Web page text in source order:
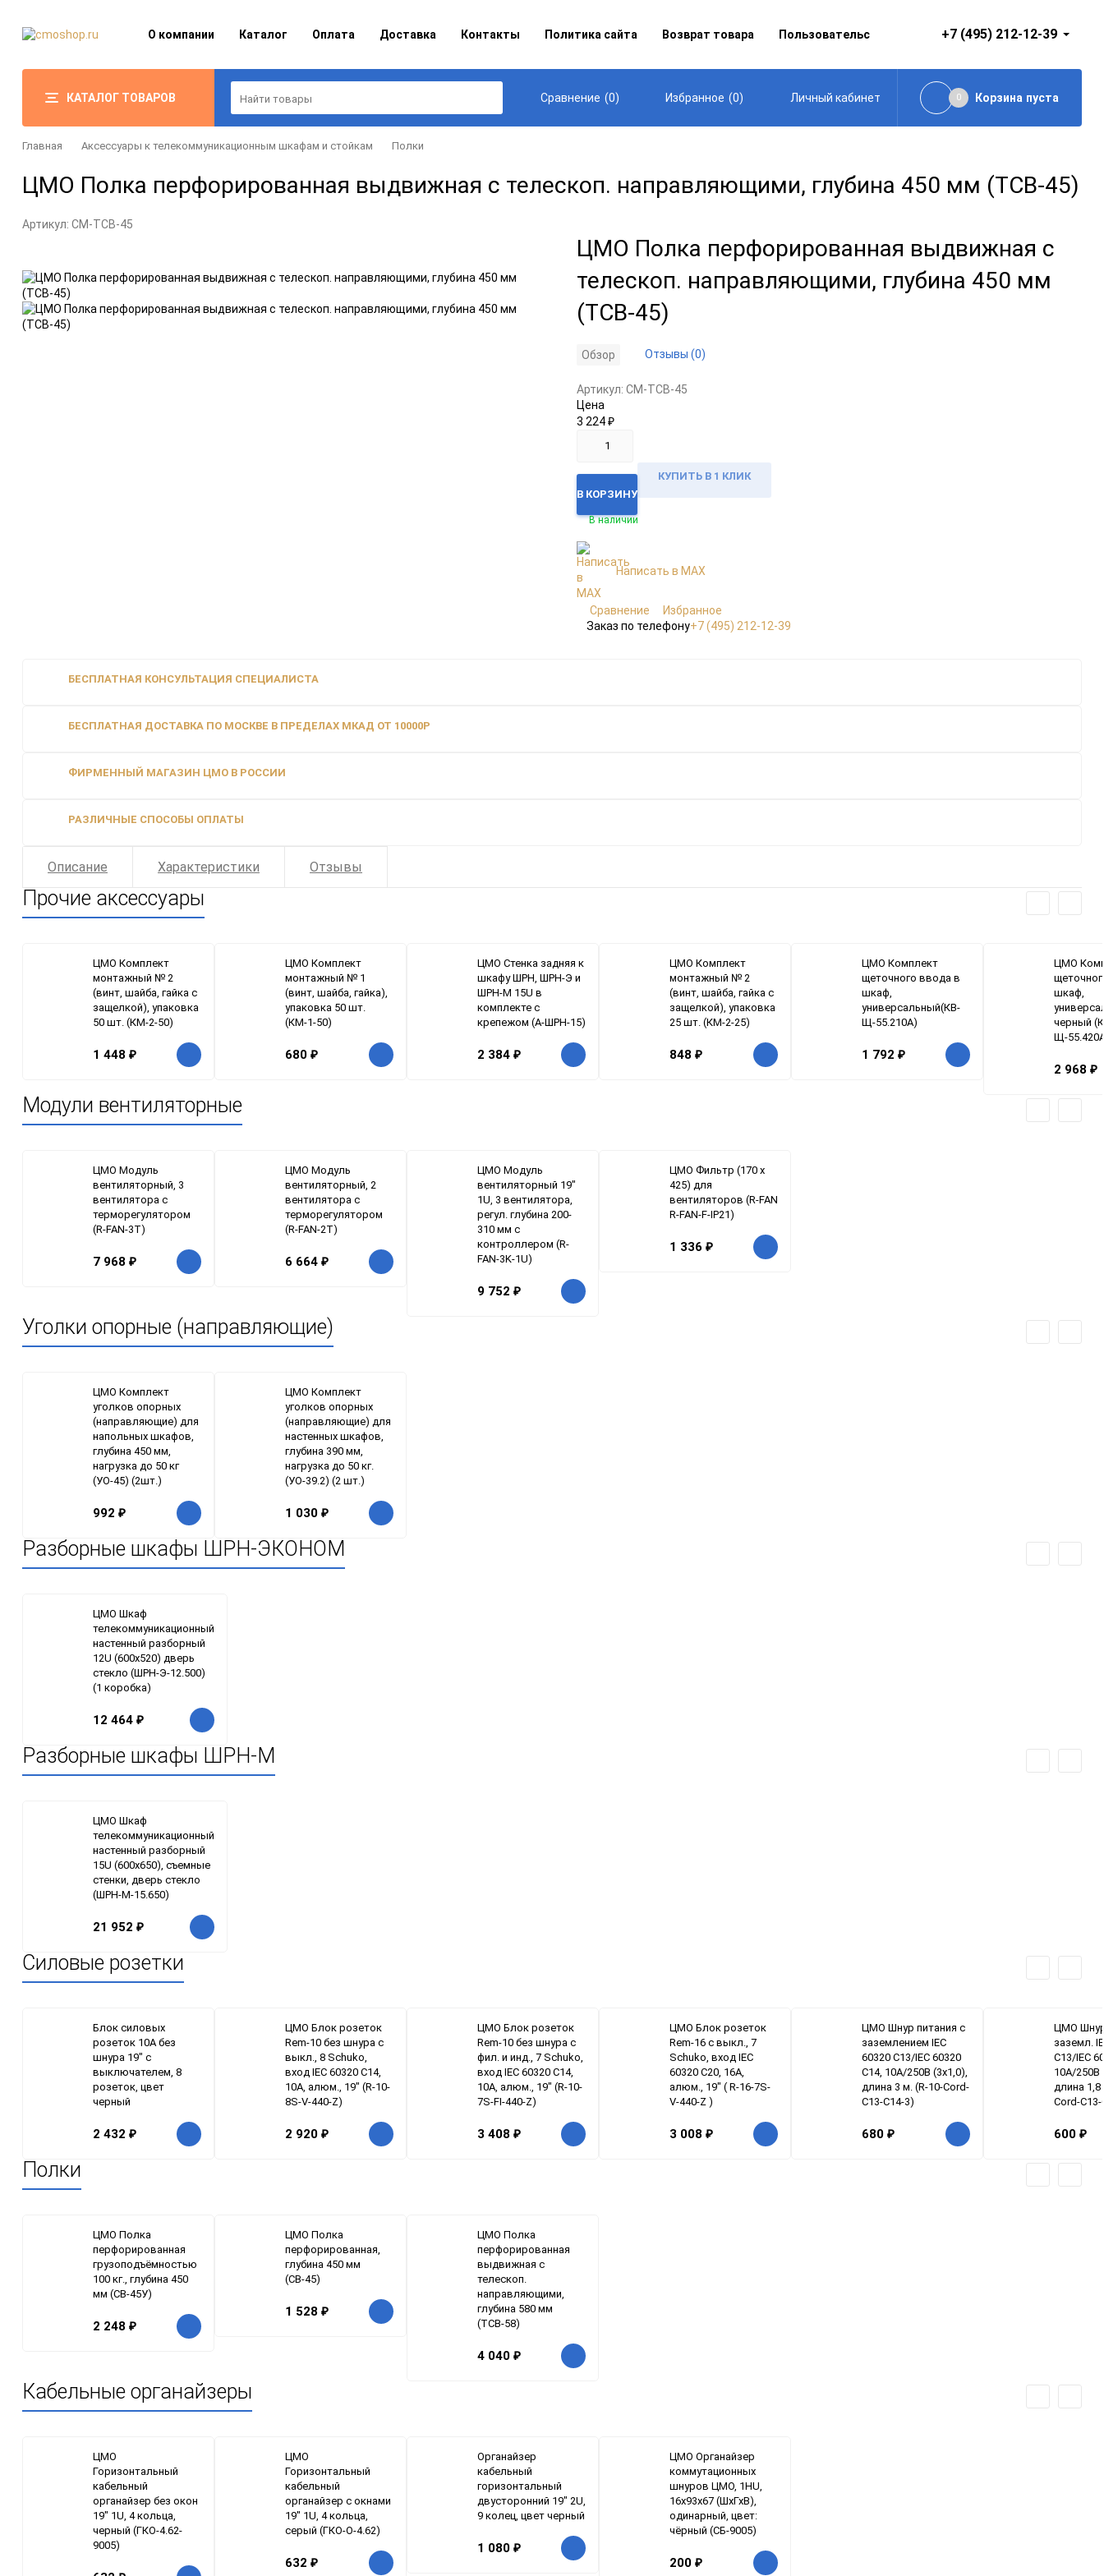
О компании Каталог Оплата Доставка Контакты Политика сайта Возврат товара Пользовательское соглашение+7 (495) 212-12-39
КАТАЛОГ ТОВАРОВ Сравнение (0) Избранное (0) Личный кабинет 0 Корзина пуста
Главная Аксессуары к телекоммуникационным шкафам и стойкам Полки
ЦМО Полка перфорированная выдвижная с телескоп. направляющими, глубина 450 мм (ТСВ-45)
Артикул: CM-ТСВ-45
ЦМО Полка перфорированная выдвижная с
телескоп. направляющими, глубина 450 мм
(ТСВ-45)
Обзор Отзывы (0)
Артикул: CM-ТСВ-45
Цена
3 224₽
В КОРЗИНУ
КУПИТЬ В 1 КЛИК
В наличии
Написать в MAX
Сравнение
Избранное
Заказ по телефону+7 (495) 212-12-39
БЕСПЛАТНАЯ КОНСУЛЬТАЦИЯ СПЕЦИАЛИСТА
БЕСПЛАТНАЯ ДОСТАВКА ПО МОСКВЕ В ПРЕДЕЛАХ МКАД ОТ 10000Р
ФИРМЕННЫЙ МАГАЗИН ЦМО В РОССИИ
РАЗЛИЧНЫЕ СПОСОБЫ ОПЛАТЫ
Описание Характеристики Отзывы
Прочие аксессуары
ЦМО Комплект
монтажный № 2
(винт, шайба, гайка с
защелкой), упаковка
50 шт. (КМ-2-50)
1 448 ₽
ЦМО Комплект
монтажный № 1
(винт, шайба, гайка),
упаковка 50 шт.
(КМ-1-50)
680 ₽
ЦМО Стенка задняя к
шкафу ШРН, ШРН-Э и
ШРН-М 15U в
комплекте с
крепежом (А-ШРН-15)
2 384 ₽
ЦМО Комплект
монтажный № 2
(винт, шайба, гайка с
защелкой), упаковка
25 шт. (КМ-2-25)
848 ₽
ЦМО Комплект
щеточного ввода в
шкаф,
универсальный(КВ-
Щ-55.210А)
1 792 ₽
ЦМО
шкаф,
черный
Щ-
2 968 ₽
Модули вентиляторные
ЦМО Модуль
вентиляторный, 3
вентилятора с
терморегулятором
(R-FAN-3T)
7 968 ₽
ЦМО Модуль
вентиляторный, 2
вентилятора с
терморегулятором
(R-FAN-2T)
6 664 ₽
ЦМО Модуль
вентиляторный 19"
1U, 3 вентилятора,
регул. глубина 200-
310 мм с
контроллером (R-
FAN-3K-1U)
9 752 ₽
ЦМО Фильтр (170 х
425) для
вентиляторов (R-FAN
R-FAN-F-IP21)
1 336 ₽
Уголки опорные (направляющие)
ЦМО Комплект
уголков опорных
(направляющие) для
напольных шкафов,
глубина 450 мм,
нагрузка до 50 кг
(УО-45) (2шт.)
992 ₽
ЦМО Комплект
уголков опорных
(направляющие) для
настенных шкафов,
глубина 390 мм,
нагрузка до 50 кг.
(УО-39.2) (2 шт.)
1 030 ₽
Разборные шкафы ШРН-ЭКОНОМ
ЦМО Шкаф
телекоммуникационный
настенный разборный
12U (600х520) дверь
стекло (ШРН-Э-12.500)
(1 коробка)
12 464 ₽
Разборные шкафы ШРН-М
ЦМО Шкаф
телекоммуникационный
настенный разборный
15U (600х650), съемные
стенки, дверь стекло
(ШРН-M-15.650)
21 952 ₽
Силовые розетки
Блок силовых
розеток 10А без
шнура 19" с
выключателем, 8
розеток, цвет
черный
2 432 ₽
ЦМО Блок розеток
Rem-10 без шнура с
выкл., 8 Schuko,
вход IEC 60320 C14,
10A, алюм., 19" (R-10-
8S-V-440-Z)
2 920 ₽
ЦМО Блок розеток
Rem-10 без шнура с
фил. и инд., 7 Schuko,
вход IEC 60320 C14,
10A, алюм., 19" (R-10-
7S-FI-440-Z)
3 408 ₽
ЦМО Блок розеток
Rem-16 с выкл., 7
Schuko, вход IEC
60320 C20, 16A,
алюм., 19" ( R-16-7S-
V-440-Z )
3 008 ₽
ЦМО Шнур питания с
заземлением IEC
60320 C13/IEC 60320
C14, 10А/250В (3x1,0),
длина 3 м. (R-10-Cord-
C13-C14-3)
680 ₽
ЦМО Шнур
заземл.
C13/IEC
10А/250В
длина 1,8
Cord-
600 ₽
Полки
ЦМО Полка
перфорированная
грузоподъёмностью
100 кг., глубина 450
мм (СВ-45У)
2 248 ₽
ЦМО Полка
перфорированная,
глубина 450 мм
(СВ-45)
1 528 ₽
ЦМО Полка
перфорированная
выдвижная с
телескоп.
направляющими,
глубина 580 мм
(ТСВ-58)
4 040 ₽
Кабельные органайзеры
ЦМО
Горизонтальный
кабельный
органайзер без окон
19" 1U, 4 кольца,
черный (ГКО-4.62-
9005)
ЦМО
Горизонтальный
кабельный
органайзер с окнами
19" 1U, 4 кольца,
серый (ГКО-О-4.62)
632 ₽
Органайзер
кабельный
горизонтальный
двусторонний 19" 2U,
9 колец, цвет черный
1 080 ₽
ЦМО Органайзер
коммутационных
шнуров ЦМО, 1HU,
16х93х67 (ШхГхВ),
одинарный, цвет:
чёрный (СБ-9005)
200 ₽